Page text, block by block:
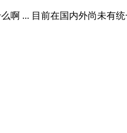
啊 ... 目前在国内外尚未有